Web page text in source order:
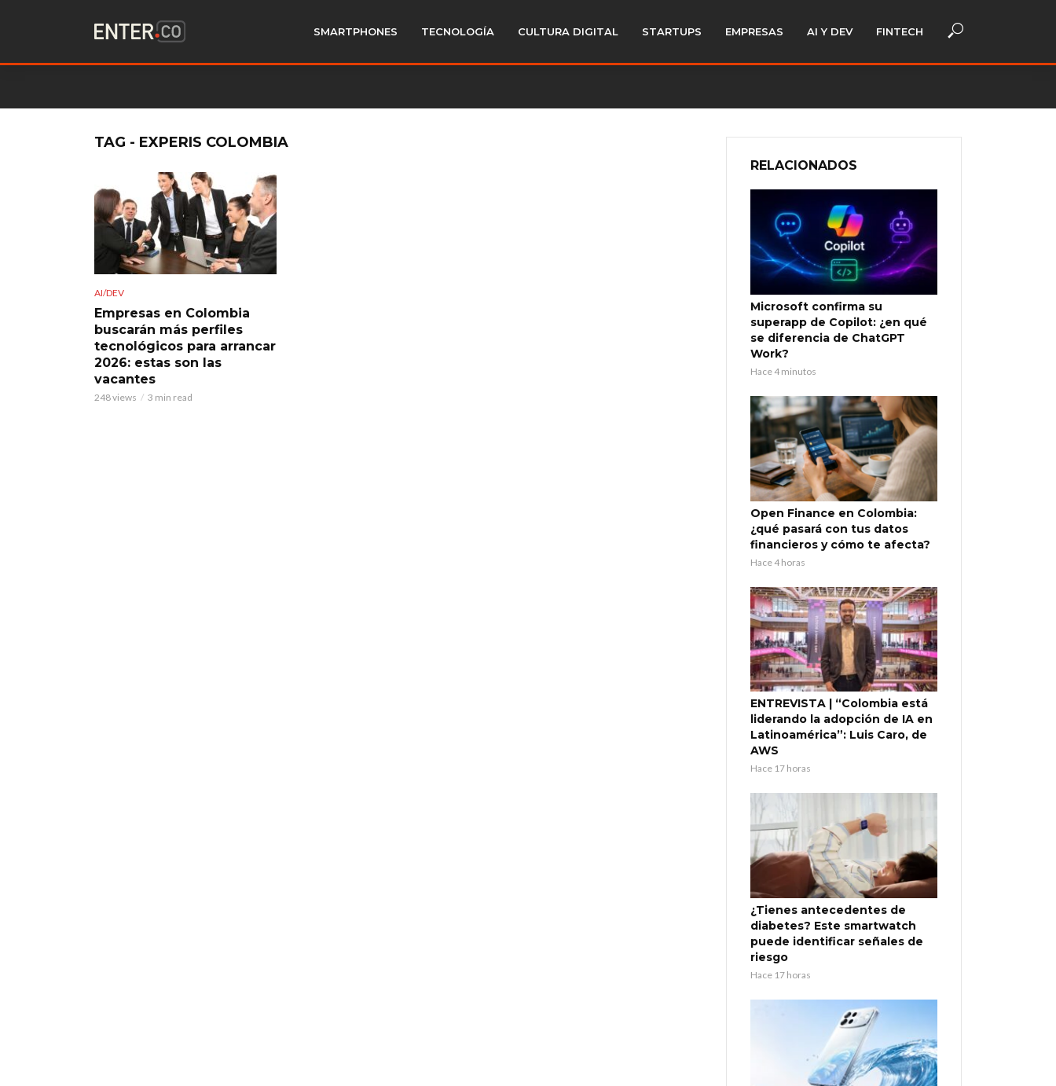
SMARTPHONES TECNOLOGÍA CULTURA DIGITAL STARTUPS EMPRESAS AI Y DEV FINTECH
TAG - EXPERIS COLOMBIA
AI/DEV
Empresas en Colombia
buscarán más perfiles
tecnológicos para arrancar
2026: estas son las
vacantes
248 views 3 min read
RELACIONADOS
Microsoft confirma su
superapp de Copilot: ¿en qué
se diferencia de ChatGPT
Work?
Hace 4 minutos
Open Finance en Colombia:
¿qué pasará con tus datos
financieros y cómo te afecta?
Hace 4 horas
ENTREVISTA | “Colombia está
liderando la adopción de IA en
Latinoamérica”: Luis Caro, de
AWS
Hace 17 horas
¿Tienes antecedentes de
diabetes? Este smartwatch
puede identificar señales de
riesgo
Hace 17 horas